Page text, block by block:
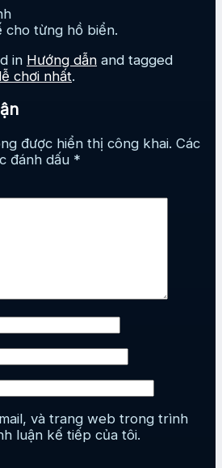
cho từng hồ biển.
in Hướng dẫn and tagged
chơi nhất.
được hiển thị công khai. Các
đánh dấu *
và trang web trong trình
luận kế tiếp của tôi.